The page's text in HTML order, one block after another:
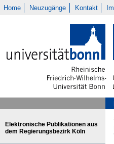
Home Neuzugänge Kontakt
Elektronische Publikationen aus
dem Regierungsbezirk Köln